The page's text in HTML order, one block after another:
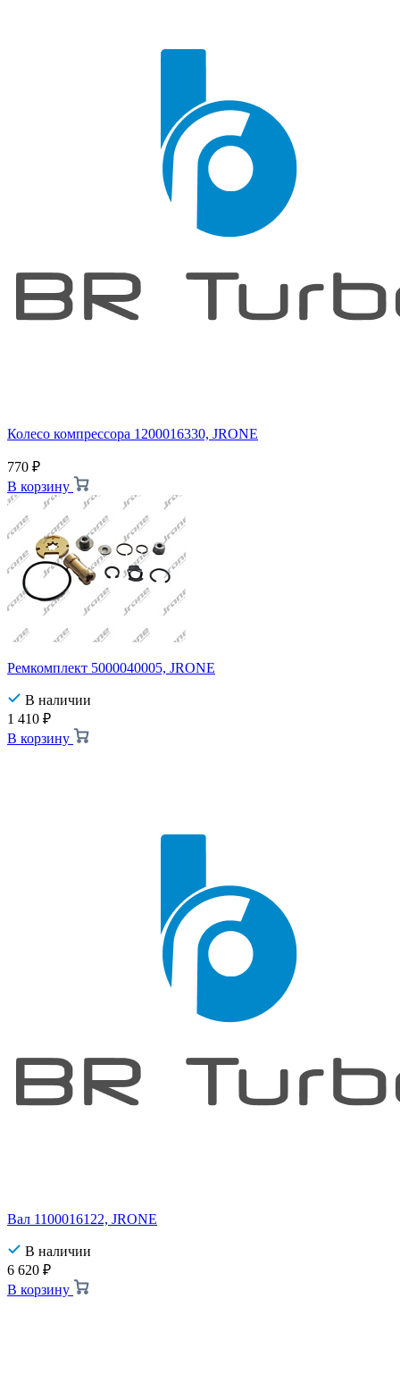
Колесо компрессора 1200016330, JRONE
770 ₽
В корзину
Ремкомплект 5000040005, JRONE
В наличии
1 410 ₽
В корзину
Вал 1100016122, JRONE
В наличии
6 620 ₽
В корзину